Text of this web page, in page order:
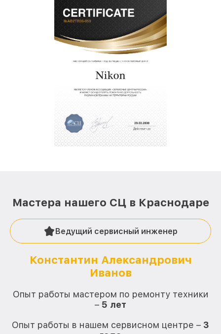
Мастера нашего СЦ в Краснодаре
Ведущий сервисный инженер
Константин Александрович
Иванов
Опыт работы мастером по ремонту техники
– 5 лет
Опыт работы в нашем сервисном центре – 3